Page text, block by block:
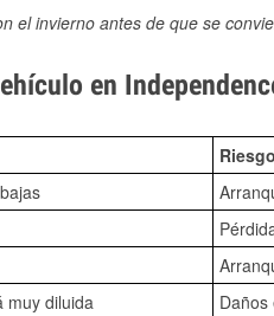
el invierno antes de que se
en
muy diluida